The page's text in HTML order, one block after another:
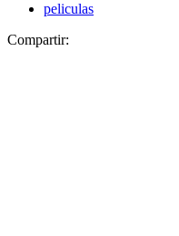
peliculas
Compartir: